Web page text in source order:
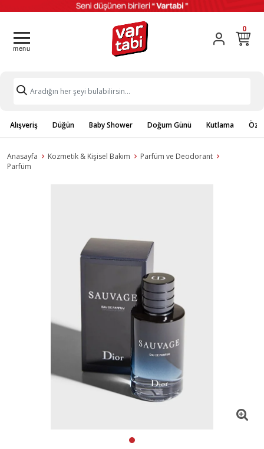
0
Alışveriş Düğün Baby Shower Doğum Günü Kutlama
Anasayfa Kozmetik & Kişisel Bakım
Parfüm ve Deodorant
Parfüm